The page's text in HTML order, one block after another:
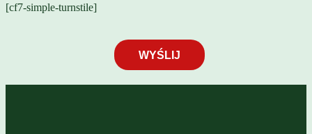
[cf7-simple-turnstile]